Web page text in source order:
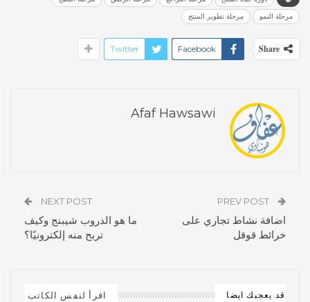
مرحلة النمو
مرحلة تطوير المنتج
Share
Facebook
Twitter
Afaf Hawsawi
اضافة نشاط تجاري على
خرائط قوقل
NEXT POST
ما هو الدروب شيبنج وكيف
تربح منه إلكترونيًا؟
قد يعجبك ايضا اقرأ لنفس الكاتب